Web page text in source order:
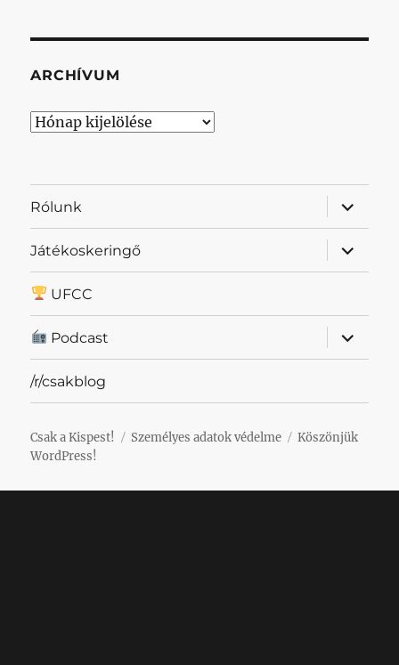
ARCHÍVUM
Archívum
Rólunk
almenü
Játékoskeringő
almenü
UFCC
Podcast
almenü
/r/csakblog
Csak a Kispest! Személyes adatok védelme
Köszönjük
WordPress!